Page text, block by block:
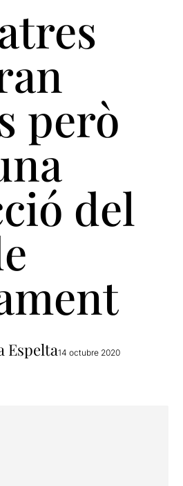
però
del
Espelta14 octubre 2020